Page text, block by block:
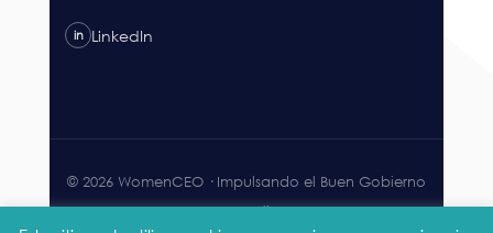
in LinkedIn
© 2026 WomenCEO · Impulsando el Buen Gobierno
Corporativo.